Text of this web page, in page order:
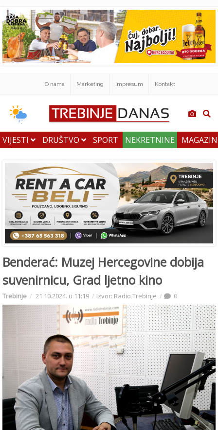
O nama Marketing Impresum Kontakt
VIJESTI DRUŠTVO SPORT NEKRETNINE
Benderać: Muzej Hercegovine dobija
suvenirnicu, Grad ljetno kino
Trebinje 21.10.2024. u 11:19 Izvor: Radio Trebinje 0